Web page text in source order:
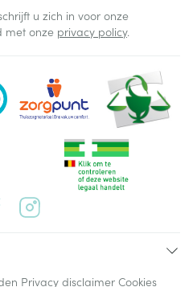
u zich in voor onze
met onze privacy policy.
Privacy disclaimer Cookies